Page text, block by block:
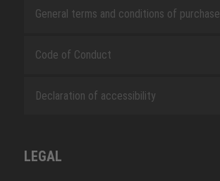
General terms and conditions of purchase
Code of Conduct
Declaration of accessibility
LEGAL